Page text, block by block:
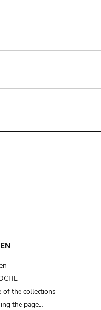
of the collections
the page…